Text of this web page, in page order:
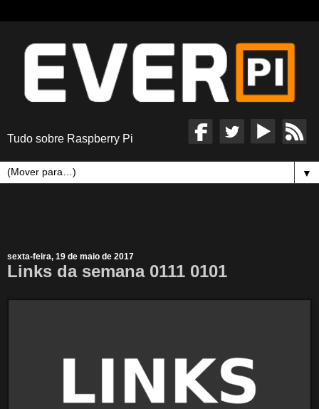
Tudo sobre Raspberry Pi
▼
sexta-feira, 19 de maio de 2017
Links da semana 0111 0101